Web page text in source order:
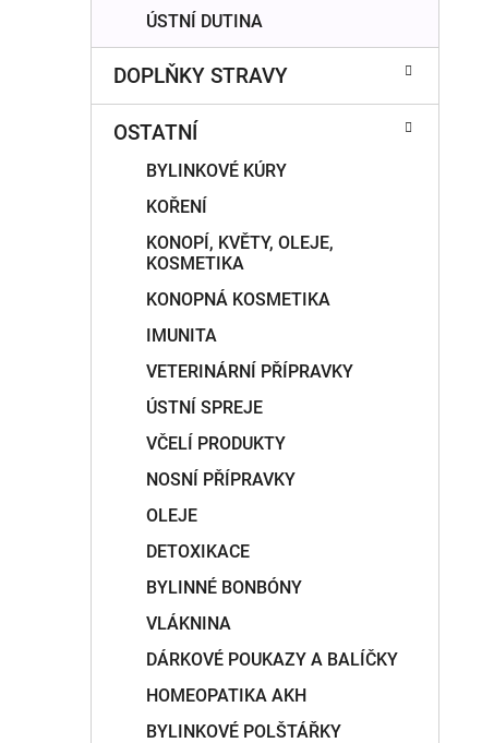
ÚSTNÍ DUTINA
DOPLŇKY STRAVY
OSTATNÍ
BYLINKOVÉ KÚRY
KOŘENÍ
KONOPÍ, KVĚTY, OLEJE,
KOSMETIKA
KONOPNÁ KOSMETIKA
IMUNITA
VETERINÁRNÍ PŘÍPRAVKY
ÚSTNÍ SPREJE
VČELÍ PRODUKTY
NOSNÍ PŘÍPRAVKY
OLEJE
DETOXIKACE
BYLINNÉ BONBÓNY
VLÁKNINA
DÁRKOVÉ POUKAZY A BALÍČKY
HOMEOPATIKA AKH
BYLINKOVÉ POLŠTÁŘKY